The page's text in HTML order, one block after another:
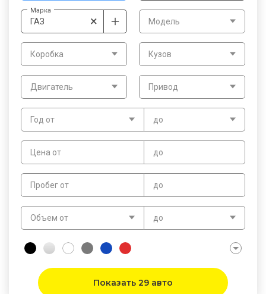
Марка
×
ГАЗ Модель
Год от до
Цена от до
Коробка
Пробег от до
Объем от до
Кузов
Двигатель Привод
Показать 29 авто